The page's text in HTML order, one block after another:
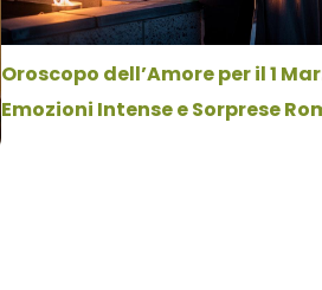
Oroscopo dell’Amore per il 1
Emozioni Intense e Sorprese